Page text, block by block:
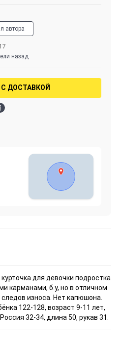
автора
назад
С ДОСТАВКОЙ
для девочки подростка
карманами, б.у, но в отличном
износа. Нет капюшона.
122-128, возраст 9-11 лет,
32-34, длина 50, рукав 31.